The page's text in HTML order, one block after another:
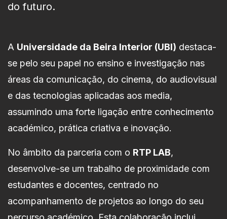
do futuro.
A Universidade da Beira Interior (UBI) destaca-
se pelo seu papel no ensino e investigação nas
áreas da comunicação, do cinema, do audiovisual
e das tecnologias aplicadas aos media,
assumindo uma forte ligação entre conhecimento
académico, prática criativa e inovação.
No âmbito da parceria com o RTP LAB,
desenvolve-se um trabalho de proximidade com
estudantes e docentes, centrado no
acompanhamento de projetos ao longo do seu